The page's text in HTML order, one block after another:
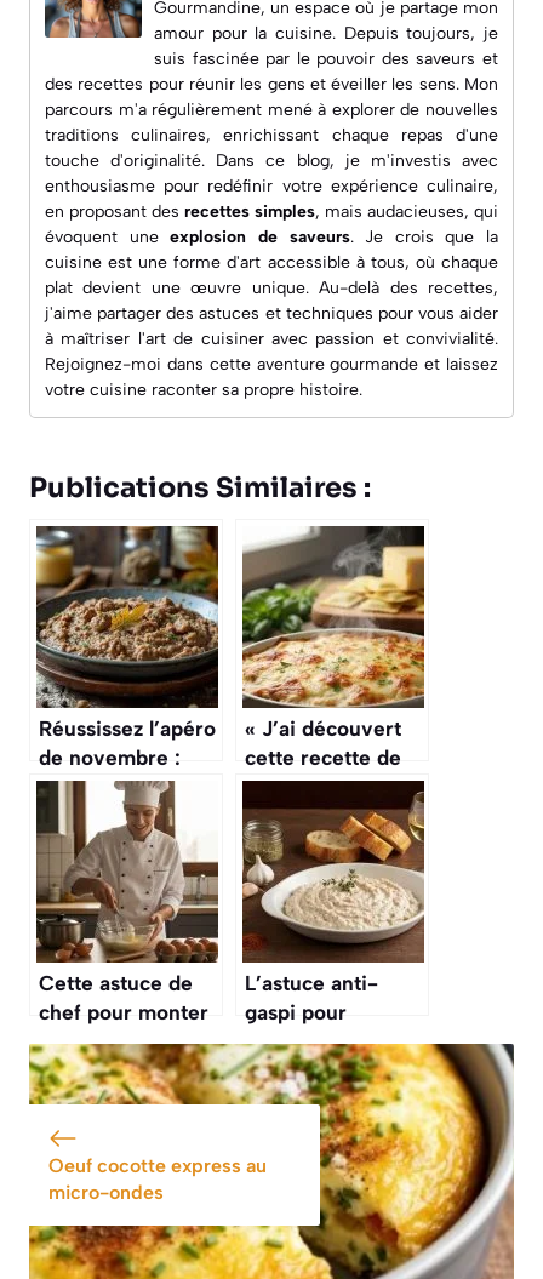
Gourmandine, un espace où je partage mon
amour pour la cuisine. Depuis toujours, je
suis fascinée par le pouvoir des saveurs et
des recettes pour réunir les gens et éveiller les sens. Mon
parcours m'a régulièrement mené à explorer de nouvelles
traditions culinaires, enrichissant chaque repas d'une
touche d'originalité. Dans ce blog, je m'investis avec
enthousiasme pour redéfinir votre expérience culinaire,
en proposant des recettes simples, mais audacieuses, qui
évoquent uneexplosion de saveurs. Je crois que la
cuisine est une forme d'art accessible à tous, où chaque
plat devient une œuvre unique. Au-delà des recettes,
j'aime partager des astuces et techniques pour vous aider
à maîtriser l'art de cuisiner avec passion et convivialité.
Rejoignez-moi dans cette aventure gourmande et laissez
votre cuisine raconter sa propre histoire.
Publications Similaires :
Réussissez l’apéro
de novembre :
recette de rillettes
de canard maison
prête en 20
minutes pour
épater vos invités
« J’ai découvert
cette recette de
gratin de ravioles,
c’est devenu mon
plat express
préféré quand je
reçois des amis »
Cette astuce de
chef pour monter
des blancs en
neige fermes sans
batteur électrique
va vous épater
L’astuce anti-
gaspi pour
transformer vos
restes de poulet
rôti en délicieuses
rillettes pour
l’apéritif
Oeuf cocotte express au
micro-ondes